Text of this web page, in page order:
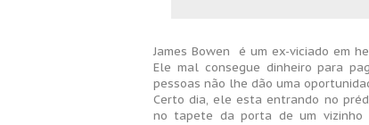
James Bowen é um ex-viciado em
Ele mal consegue dinheiro para
pessoas não lhe dão uma
Certo dia, ele esta entrando no
no tapete da porta de um